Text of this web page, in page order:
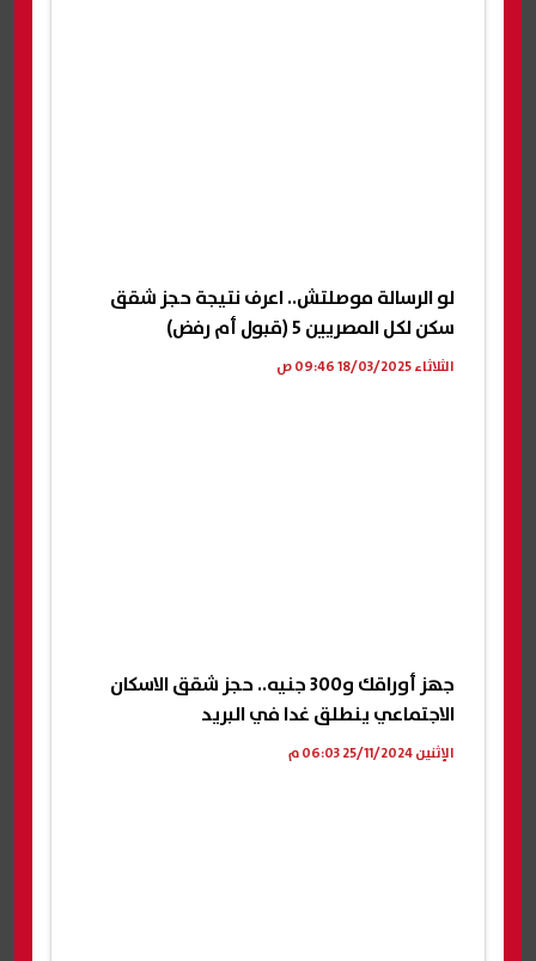
لو الرسالة موصلتش.. اعرف نتيجة حجز شقق
سكن لكل المصريين 5 (قبول أم رفض)
الثلاثاء 18/03/2025 09:46 ص
جهز أوراقك و300 جنيه.. حجز شقق الاسكان
الاجتماعي ينطلق غدا في البريد
الإثنين 25/11/2024 06:03 م